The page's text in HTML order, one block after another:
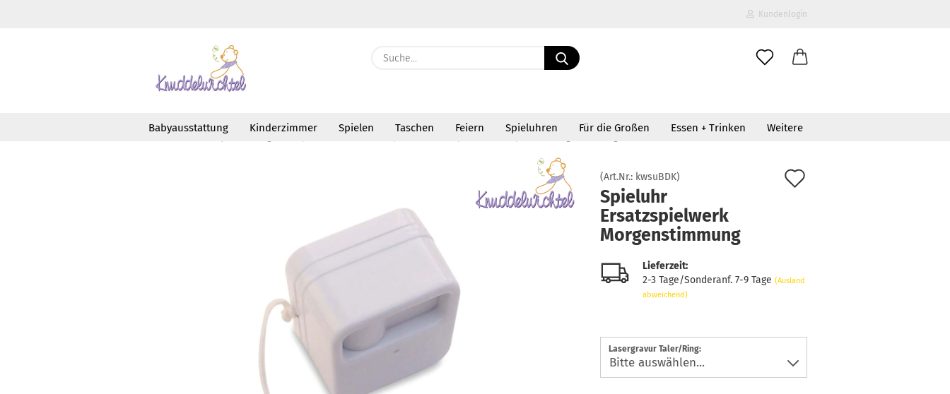
Kundenlogin
Passwort
Konto erstellen
Passwort vergessen?
Suche...
Babyausstattung Kinderzimmer Spielen Taschen Feiern Spieluhren Für die Großen Essen + Trinken Weitere
(Art.Nr.: kwsuBDK)
Spieluhr
Ersatzspielwerk
Morgenstimmung
Lieferzeit:
2-3 Tage/Sonderanf. 7-9 Tage (Ausland
abweichend)
Lasergravur Taler/Ring: